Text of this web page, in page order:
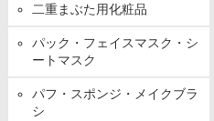
二重まぶた用化粧品
パック・フェイスマスク・シ
ートマスク
パフ・スポンジ・メイクブラ
シ